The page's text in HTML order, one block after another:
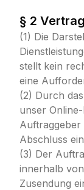
§ 2
(1) Die
stellt kein
eine
(2) Durch
unser
Abschluss
(3) Der
innerhalb
Zusendung